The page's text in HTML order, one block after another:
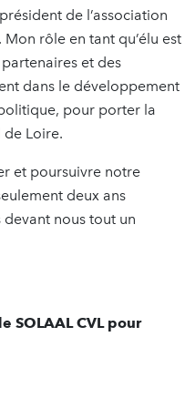
de l’association
. Mon rôle en tant qu’élu est
et des
dans le développement
pour porter la
de Loire.
et poursuivre notre
deux ans
devant nous tout un
SOLAAL CVL pour